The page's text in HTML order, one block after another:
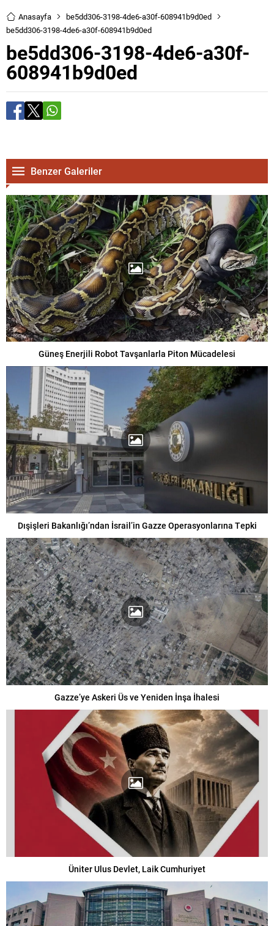
Anasayfa
be5dd306-3198-4de6-a30f-608941b9d0ed
be5dd306-3198-4de6-a30f-608941b9d0ed
be5dd306-3198-4de6-a30f-
608941b9d0ed
Benzer Galeriler
Güneş Enerjili Robot Tavşanlarla Piton Mücadelesi
Dışişleri Bakanlığı’ndan İsrail’in Gazze Operasyonlarına Tepki
Gazze’ye Askeri Üs ve Yeniden İnşa İhalesi
Üniter Ulus Devlet, Laik Cumhuriyet